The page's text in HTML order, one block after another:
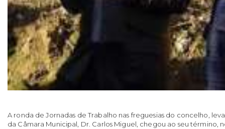
A ronda de Jornadas de Trabalho nas freguesias do concelho,
da Câmara Municipal, Dr. Carlos Miguel, chegou ao seu término,